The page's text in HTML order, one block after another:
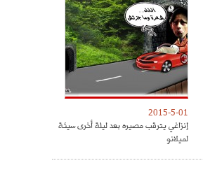
2015-5-01
إنزاغي يترقب مصيره بعد ليلة أخرى سيئة
لميلانو